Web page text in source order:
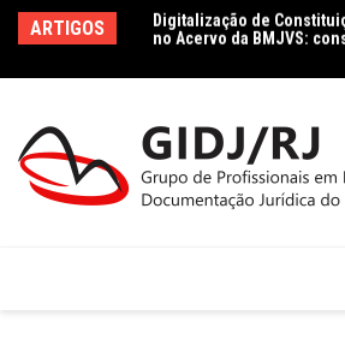
paraARTIGOS
no Acervo da BMJVS:
Dados jurídicos na
Informação: conceito e